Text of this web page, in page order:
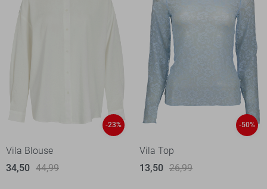
-23%
Vila Blouse
34,50 44,99
-50%
Vila Top
13,50 26,99